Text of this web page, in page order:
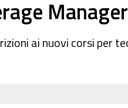
Manager
ai nuovi corsi per